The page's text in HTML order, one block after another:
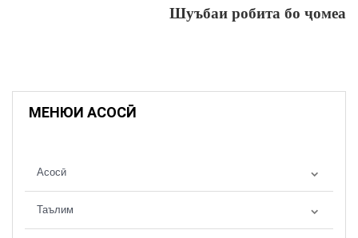
Шуъбаи робита бо ҷомеа
МЕНЮИ АСОСӢ
Асосӣ
Таълим